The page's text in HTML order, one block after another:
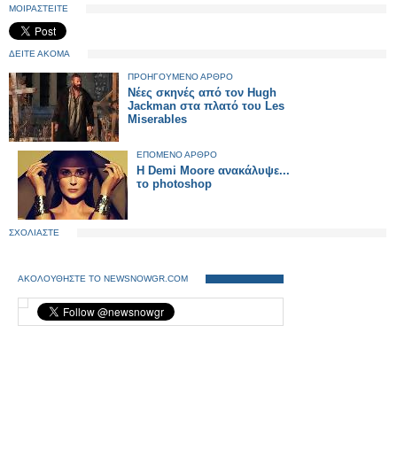
ΜΟΙΡΑΣΤΕΙΤΕ
ΔΕΙΤΕ ΑΚΟΜΑ
ΠΡΟΗΓΟΥΜΕΝΟ ΑΡΘΡΟ
Νέες σκηνές από τον Hugh
Jackman στα πλατό του Les
Miserables
ΕΠΟΜΕΝΟ ΑΡΘΡΟ
Η Demi Moore ανακάλυψε...
το photoshop
ΣΧΟΛΙΑΣΤΕ
ΑΚΟΛΟΥΘΗΣΤΕ ΤΟ NEWSNOWGR.COM